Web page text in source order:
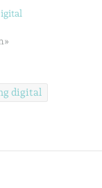
digital